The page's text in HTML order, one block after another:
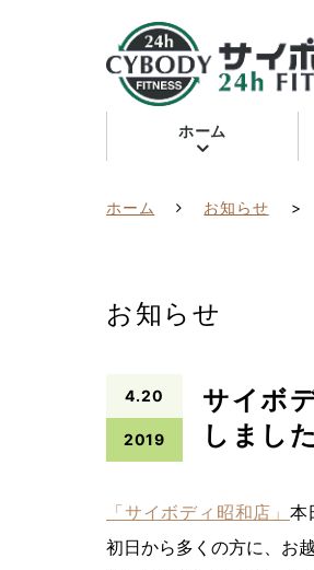
ホーム
ホーム お知らせ >
お知らせ
4.20
2019
サイボ
しまし
「サイボディ昭和店」本
初日から多くの方に、お